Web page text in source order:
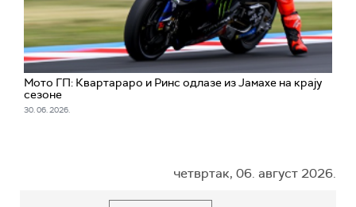
Мото ГП: Квартараро и Ринс одлазе из Јамахе на крају
сезоне
30. 06. 2026.
четвртак, 06. август 2026.